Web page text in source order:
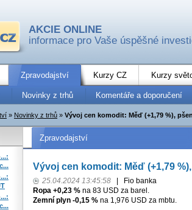
AKCIE ONLINE
informace pro Vaše úspěšné
Zpravodajství Kurzy CZ Kurzy
Novinky z trhů Komentáře a doporučení
» Novinky z trhů » Vývoj cen komodit: Měď (+1,79 %),
Zpravodajství
Vývoj cen komodit: Měď (+1,79
25.04.2024 13:45:58
Fio banka
Ropa +0,23 % na 83 USD za barel.
Zemní plyn -0,15 % na 1,976 USD za mbtu.